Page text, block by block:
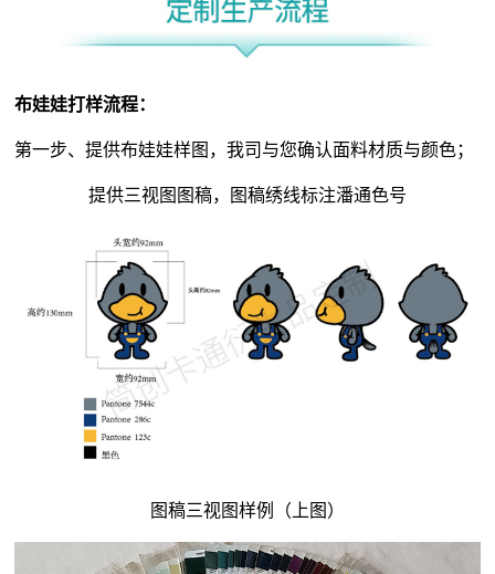
布娃娃打样流程：
第一步、提供布娃娃样图，我司与您确认面料材质与颜色；
提供三视图图稿，图稿绣线标注潘通色号
图稿三视图样例（上图）